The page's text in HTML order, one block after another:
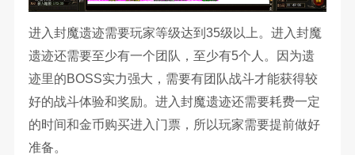
进入封魔遗迹需要玩家等级达到35级以上。进入封魔
遗迹还需要至少有一个团队，至少有5个人。因为遗
迹里的BOSS实力强大，需要有团队战斗才能获得较
好的战斗体验和奖励。进入封魔遗迹还需要耗费一定
的时间和金币购买进入门票，所以玩家需要提前做好
准备。